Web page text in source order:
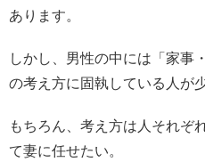
あります。
しかし、男性の中には「家事
の考え方に固執している人が
もちろん、考え方は人それぞ
て妻に任せたい。